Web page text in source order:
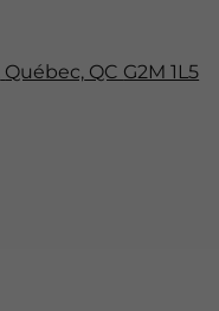
Québec, QC G2M 1L5